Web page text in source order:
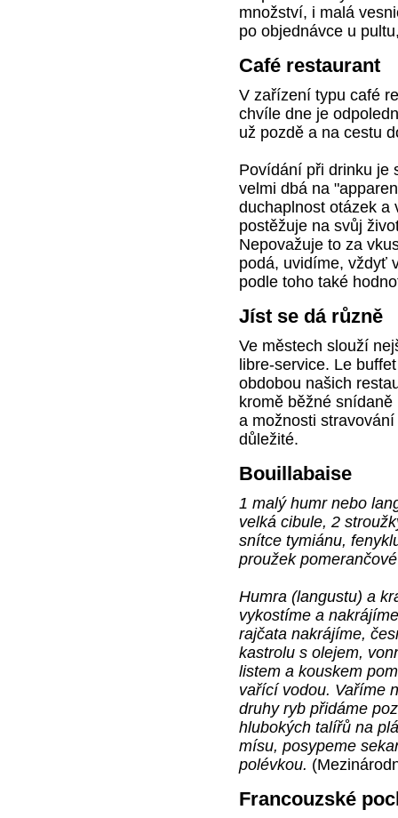
množství, i malá
po objednávce u
Café restaurant
V zařízení typu café
chvíle dne je
už pozdě a na cestu
Povídání při drinku je
velmi dbá na
duchaplnost otázek a
postěžuje na svůj
Nepovažuje to za
podá, uvidíme, vždyť
podle toho také
Jíst se dá různě
Ve městech slouží
libre-service. Le
obdobou našich
kromě běžné
a možnosti
důležité.
Bouillabaise
1 malý humr nebo
velká cibule, 2
snítce tymiánu,
proužek
Humra (langustu) a
vykostíme a
rajčata nakrájíme,
kastrolu s olejem,
listem a kouskem
vařící vodou. Vaříme
druhy ryb přidáme
hlubokých talířů na
mísu, posypeme
polévkou.
Francouzské